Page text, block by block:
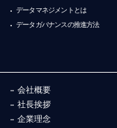
データマネジメントとは
データガバナンスの推進方法
会社概要
社長挨拶
企業理念